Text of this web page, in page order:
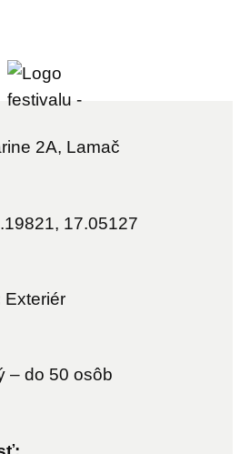
2A, Lamač
17.05127
Exteriér
– do 50 osôb